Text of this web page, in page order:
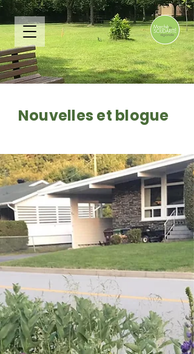
Nouvelles et blogue